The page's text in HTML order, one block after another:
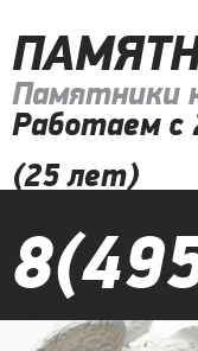
Памятники
Работаем с
(25 лет)